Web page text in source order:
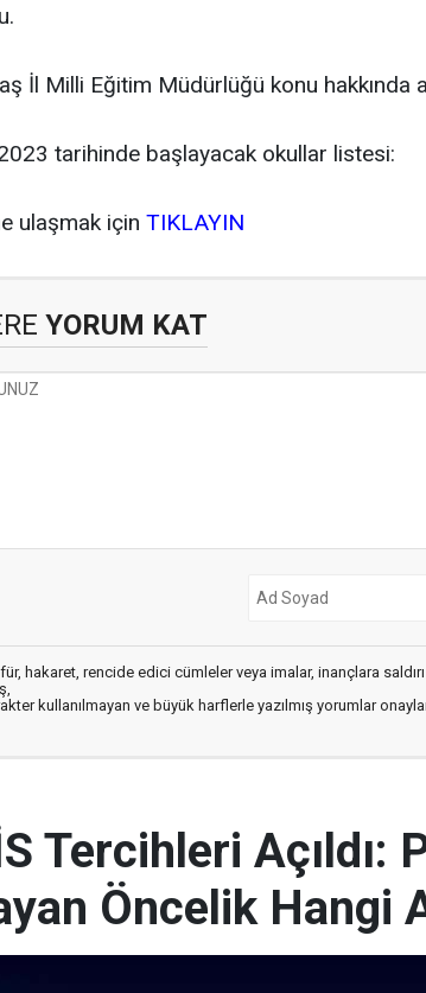
İl Milli Eğitim Müdürlüğü konu hakkında
tarihinde başlayacak okullar listesi:
ulaşmak için TIKLAYIN
YORUM KAT
hakaret, rencide edici cümleler veya imalar, inançlara
kullanılmayan ve büyük harflerle yazılmış yorumlar
Tercihleri Açıldı:
Öncelik Hangi